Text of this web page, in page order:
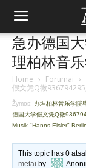
急办德国
理柏林音
Home › Forumai ›
假文凭Q微
Žymos: 办理柏林音乐学院
德国大学假文凭Q微
Musik "Hanns Eisler"
This topic has 0
metai by